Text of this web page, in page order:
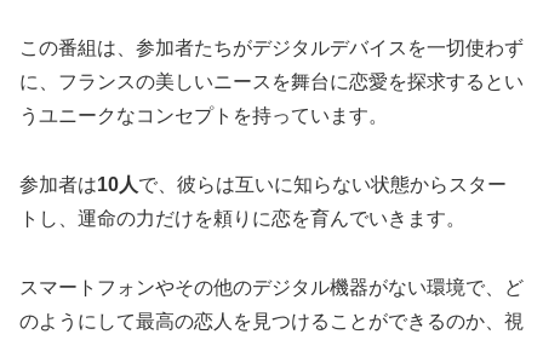
この番組は、参加者たちがデジタルデバイスを一切使わず
に、フランスの美しいニースを舞台に恋愛を探求するとい
うユニークなコンセプトを持っています。
参加者は10人で、彼らは互いに知らない状態からスター
トし、運命の力だけを頼りに恋を育んでいきます。
スマートフォンやその他のデジタル機器がない環境で、ど
のようにして最高の恋人を見つけることができるのか、視